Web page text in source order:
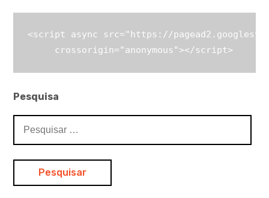
r
g
o
<script async src="https://
     crossorigin="anonymous"></script>
Pesquisa
u